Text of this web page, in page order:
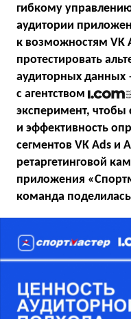
гибкому
аудитории
к возможностям VK
протестировать
аудиторных данных
с агентством
эксперимент, чтобы
и эффективность
сегментов VK Ads и
ретаргетинговой
приложения
команда поделилась